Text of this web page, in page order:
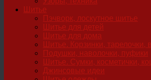
Шитье
Пэчворк, лоскутное шитье
Шитье для детей
Шитье для дома
Шитье. Корзинки, тарелочки,
Подушки, наволочки, пуфики
Шитье. Сумки, косметички,
Джинсовые идеи